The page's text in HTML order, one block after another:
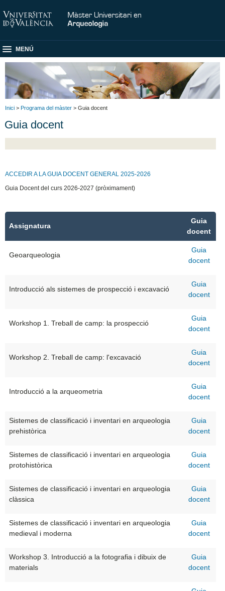
MENÚ
Inici > Programa del màster > Guia docent
Guia docent
ACCEDIR A LA GUIA DOCENT GENERAL 2025-2026
Guia Docent del curs 2026-2027 (pròximament)
Assignatura
Guia
docent
Geoarqueologia
Guia
docent
Introducció als sistemes de prospecció i excavació
Guia
docent
Workshop 1. Treball de camp: la prospecció
Guia
docent
Workshop 2. Treball de camp: l'excavació
Guia
docent
Introducció a la arqueometria
Guia
docent
Sistemes de classificació i inventari en arqueologia
prehistòrica
Guia
docent
Sistemes de classificació i inventari en arqueologia
protohistòrica
Guia
docent
Sistemes de classificació i inventari en arqueologia
clàssica
Guia
docent
Sistemes de classificació i inventari en arqueologia
medieval i moderna
Guia
docent
Workshop 3. Introducció a la fotografia i dibuix de
materials
Guia
docent